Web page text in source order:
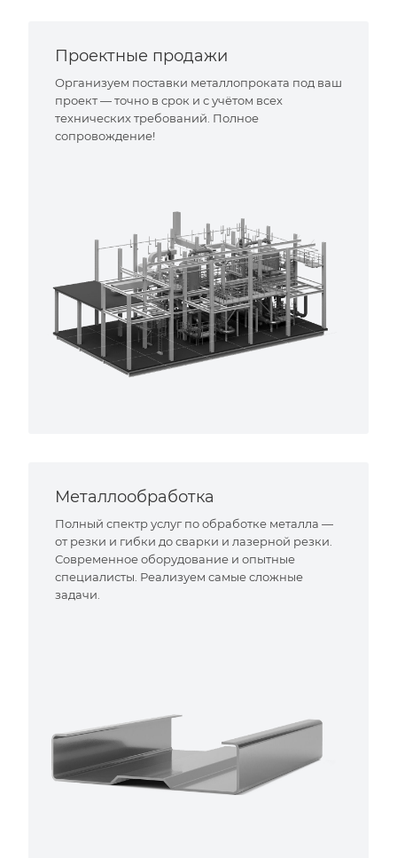
Проектные продажи
Организуем поставки металлопроката под ваш
проект — точно в срок и с учётом всех
технических требований. Полное
сопровождение!
Металлообработка
Полный спектр услуг по обработке металла —
от резки и гибки до сварки и лазерной резки.
Современное оборудование и опытные
специалисты. Реализуем самые сложные
задачи.